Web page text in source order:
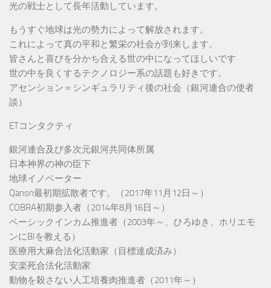
光の戦士として長年活動しています。
もうすぐ地球は光の勢力によって解放されます。
これによって真の平和と繁栄の社会が到来します。
皆さんと喜びを分かち合える世の中になってほしいです
世の中を良くするテクノロジー系の話題も好きです。
アセンション＝シンギュラリティ後の社会（銀河連合の使者
談）
ETコンタクティ
銀河連合及び多次元銀河共同体所属
日本神界の神の臣下
地球イノベーター
Qanon最初期拡散者です。（2017年11月12日～）
COBRA初期参入者（2014年8月16日～）
ベーシックインカム推進者（2003年～、ひろゆき、ホリエモ
ンにBIを教える）
医療用大麻合法化活動家（目標達成済み）
安楽死合法化活動家
動物を殺さない人工培養肉推進者（2011年～）